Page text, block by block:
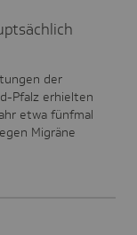
der
Pfalz erhielten
etwa fünfmal
Migräne